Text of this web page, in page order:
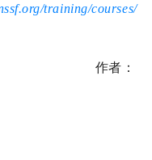
training/courses/
作者：